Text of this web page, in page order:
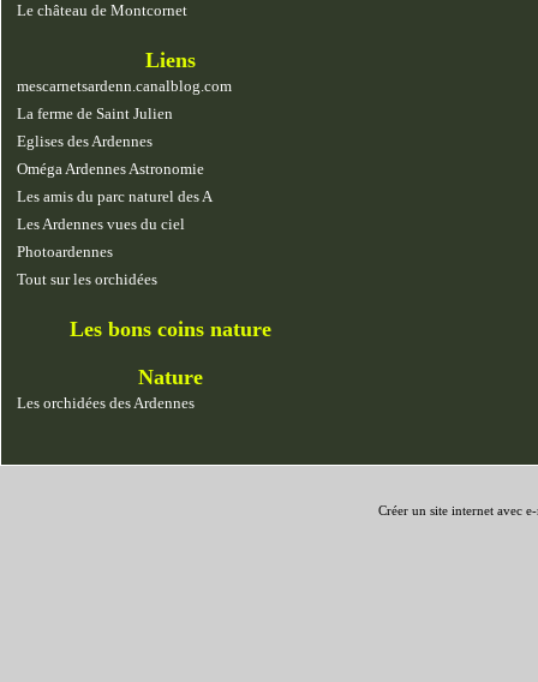
Le château de Montcornet
Liens
mescarnetsardenn.canalblog.com
La ferme de Saint Julien
Eglises des Ardennes
Oméga Ardennes Astronomie
Les amis du parc naturel des A
Les Ardennes vues du ciel
Photoardennes
Tout sur les orchidées
Les bons coins nature
Nature
Les orchidées des Ardennes
Créer un site internet avec